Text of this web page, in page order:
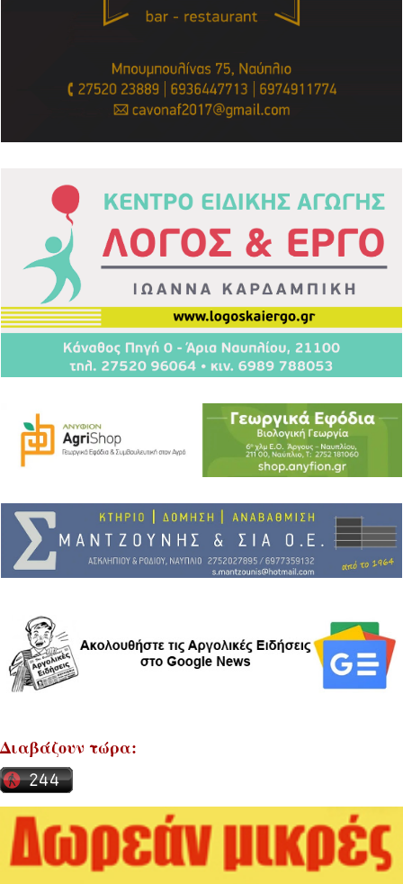
Διαβάζουν τώρα: